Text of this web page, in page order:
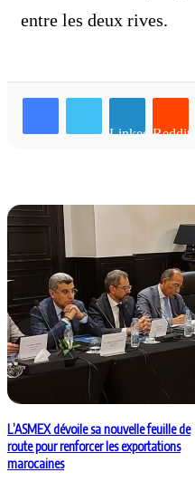
entre les deux rives.
LinkedinReddit
L’ASMEX dévoile sa nouvelle feuille de
route pour renforcer les exportations
marocaines